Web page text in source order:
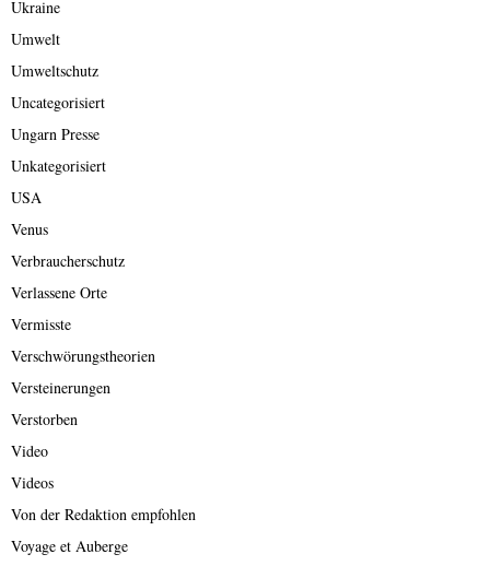
Ukraine
Umwelt
Umweltschutz
Uncategorisiert
Ungarn Presse
Unkategorisiert
USA
Venus
Verbraucherschutz
Verlassene Orte
Vermisste
Verschwörungstheorien
Versteinerungen
Verstorben
Video
Videos
Von der Redaktion empfohlen
Voyage et Auberge